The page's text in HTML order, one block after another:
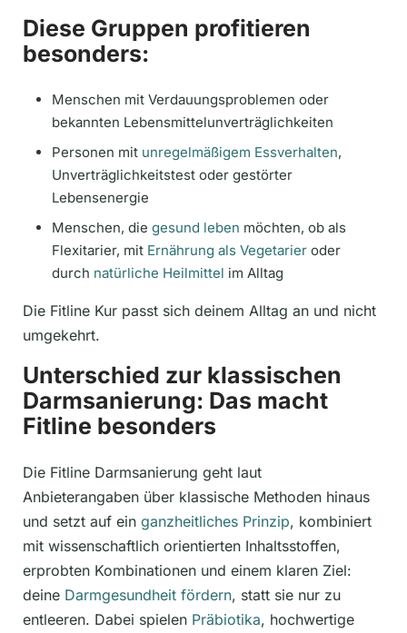
Diese Gruppen profitieren
besonders:
Menschen mit Verdauungsproblemen oder
bekannten Lebensmittelunverträglichkeiten
Personen mit unregelmäßigem Essverhalten,
Unverträglichkeitstest oder gestörter
Lebensenergie
Menschen, die gesund leben möchten, ob als
Flexitarier, mit Ernährung als Vegetarier oder
durch natürliche Heilmittel im Alltag
Die Fitline Kur passt sich deinem Alltag an und nicht
umgekehrt.
Unterschied zur klassischen
Darmsanierung: Das macht
Fitline besonders
Die Fitline Darmsanierung geht laut
Anbieterangaben über klassische Methoden hinaus
und setzt auf ein ganzheitliches Prinzip, kombiniert
mit wissenschaftlich orientierten Inhaltsstoffen,
erprobten Kombinationen und einem klaren Ziel:
deine Darmgesundheit fördern, statt sie nur zu
entleeren. Dabei spielen Präbiotika, hochwertige